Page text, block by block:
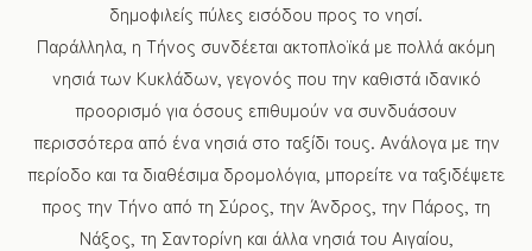
δημοφιλείς πύλες εισόδου προς το νησί.
Παράλληλα, η Τήνος συνδέεται ακτοπλοϊκά με πολλά ακόμη
νησιά των Κυκλάδων, γεγονός που την καθιστά ιδανικό
προορισμό για όσους επιθυμούν να συνδυάσουν
περισσότερα από ένα νησιά στο ταξίδι τους. Ανάλογα με την
περίοδο και τα διαθέσιμα δρομολόγια, μπορείτε να ταξιδέψετε
προς την Τήνο από τη Σύρος, την Άνδρος, την Πάρος, τη
Νάξος, τη Σαντορίνη και άλλα νησιά του Αιγαίου,